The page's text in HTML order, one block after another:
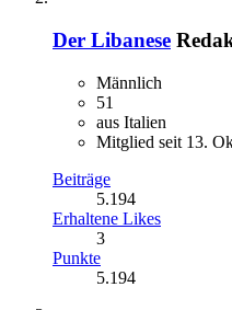
Der Libanese
Männlich
51
aus Italien
Mitglied seit 13.
Beiträge
5.194
Erhaltene Likes
3
Punkte
5.194